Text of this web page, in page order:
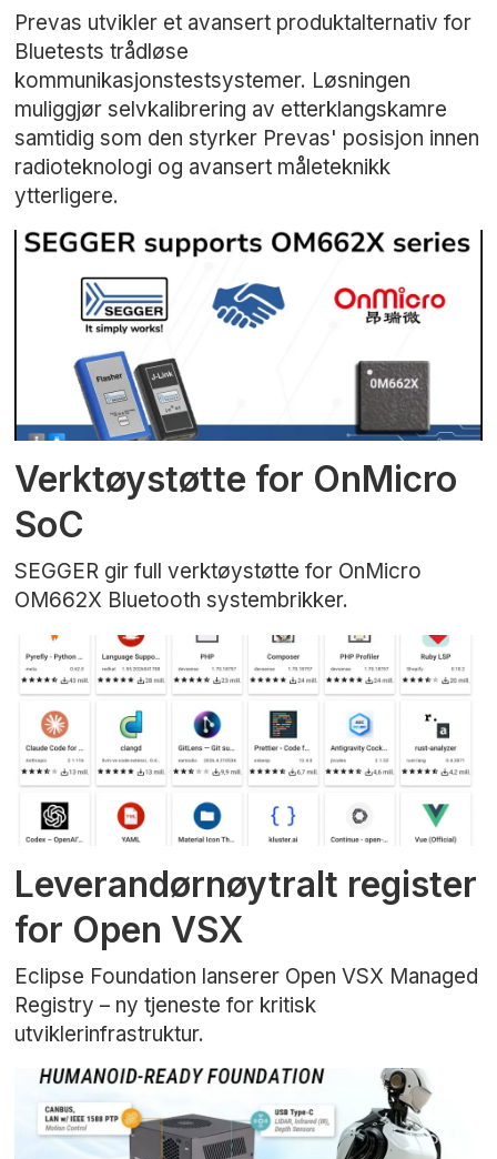
Prevas utvikler et avansert produktalternativ for
Bluetests trådløse
kommunikasjonstestsystemer. Løsningen
muliggjør selvkalibrering av etterklangskamre
samtidig som den styrker Prevas' posisjon innen
radioteknologi og avansert måleteknikk
ytterligere.
Verktøystøtte for OnMicro
SoC
SEGGER gir full verktøystøtte for OnMicro
OM662X Bluetooth systembrikker.
Leverandørnøytralt register
for Open VSX
Eclipse Foundation lanserer Open VSX Managed
Registry – ny tjeneste for kritisk
utviklerinfrastruktur.